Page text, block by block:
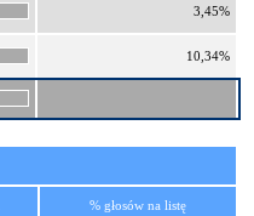
3,45%
10,34%
% głosów na listę